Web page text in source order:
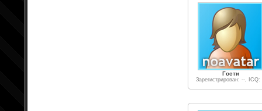
Гости
Зарегистрирован: --, ICQ: